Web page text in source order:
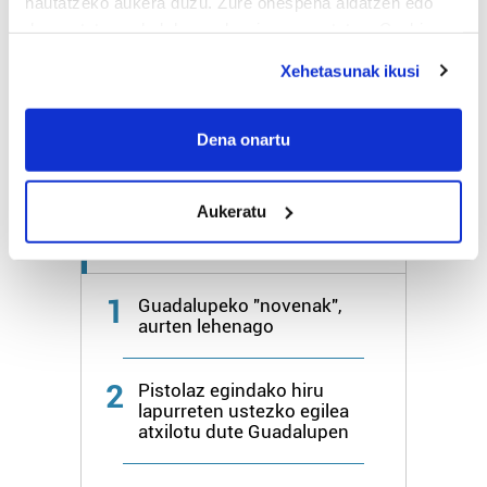
If you allow, we would also like to:
Collect information about your geographical
meters
Identify your device by actively scanning it for
specific characteristics (fingerprinting)
Find out more about how your personal data is processed
and set your preferences in the
details section
teknologia erabiliz, cookieak adibidez, iragarki eta eduki
pertsonalizatuak eskaintzeko, iragarkiak eta edukia
Xehetasunak ikusi
Dena onartu
Aukeratu
Bihar 25º 17º
Azken 7 egunetako irakurrienak
1
Guadalupeko "novenak",
aurten lehenago
2
Pistolaz egindako hiru
lapurreten ustezko egilea
atxilotu dute Guadalupen